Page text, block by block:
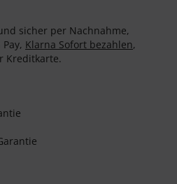
sicher per Nachnahme,
Klarna Sofort bezahlen,
Kreditkarte.